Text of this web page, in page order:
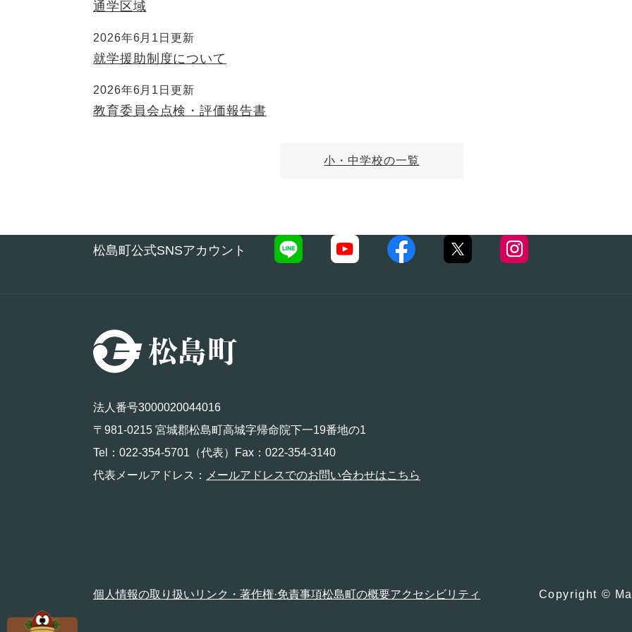
通学区域
2026年6月1日更新
就学援助制度について
2026年6月1日更新
教育委員会点検・評価報告書
小・中学校の一覧
松島町公式SNSアカウント
法人番号3000020044016
〒981-0215 宮城郡松島町高城字帰命院下一19番地の1
Tel：022-354-5701（代表）Fax：022-354-3140
代表メールアドレス：
メールアドレスでのお問い合わせはこちら
個人情報の取り扱い リンク・著作権·免責事項松島町の概要アクセシビリティ Copyright ©